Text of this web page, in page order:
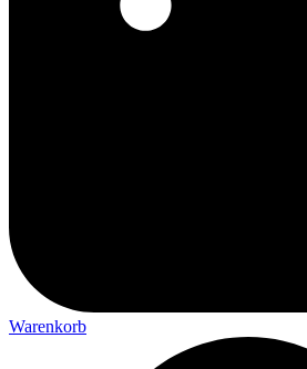
Warenkorb